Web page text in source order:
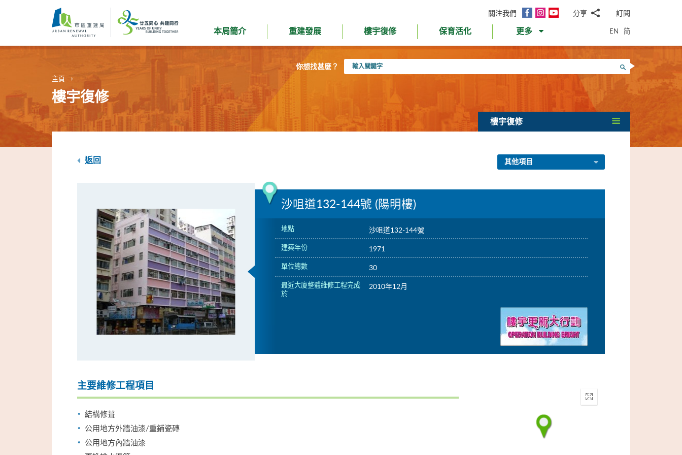
內
關注我們
面
InstagramYouTube分享
郵WhatsApp
微
信
面
書Twitter
LinkedIn
微
訂閱
本局簡介 重建發展 樓宇復修 保育活化 更多 EN 简
你想找甚麼？
入
搜尋
主頁
樓宇復修
樓宇復修
返回 其他項目
沙咀道132-144號 (陽明樓)
地點 沙咀道132-144號
建築年份 1971
單位總數 30
最近大廈整體維修工程完成
於
2010年12月
主要維修工程項目
結構修葺
公用地方外牆油漆/重鋪瓷磚
公用地方內牆油漆
Enter
fullscreen